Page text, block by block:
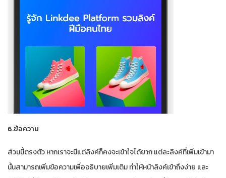
6.ข้อความ
ส่วนนี้ตรงตัว หากเราจะมีแต่ลิงค์ก็คงจะเข้าใจได้ยาก แต่ละลิงค์ที่เพิ่มเข้ามา
นั้นสามารถเพิ่มข้อความเพื่ออธิบายเพิ่มเติม ทำให้หน้าลิงค์เข้าถึงง่าย และ